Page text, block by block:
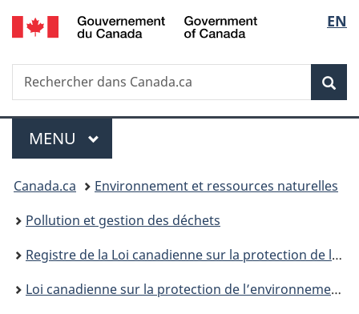
Passer
au
principal
Passer
à
Au
du
Passer
à
version
simplifiée
de
la
EN
Recherche
Rechercher
dans
Menu
MENU PRINCIPAL
Vous
êtes
ici :
Canada.ca
Environnement et ressources naturelles
Pollution et gestion des déchets
Registre de la Loi canadienne sur la protection de l’environnement
Loi canadienne sur la protection de l’environnement : historique